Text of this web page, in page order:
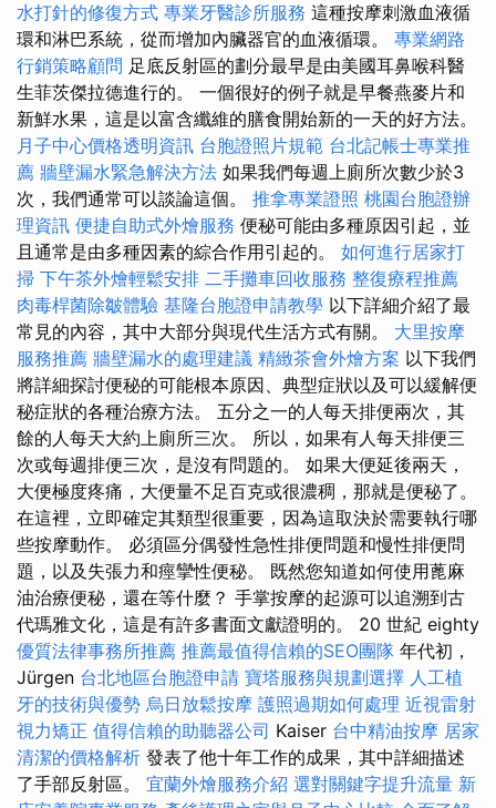
水打針的修復方式 專業牙醫診所服務 這種按摩刺激血液循
環和淋巴系統，從而增加內臟器官的血液循環。 專業網路
行銷策略顧問 足底反射區的劃分最早是由美國耳鼻喉科醫
生菲茨傑拉德進行的。 一個很好的例子就是早餐燕麥片和
新鮮水果，這是以富含纖維的膳食開始新的一天的好方法。
月子中心價格透明資訊 台胞證照片規範 台北記帳士專業推
薦 牆壁漏水緊急解決方法 如果我們每週上廁所次數少於3
次，我們通常可以談論這個。 推拿專業證照 桃園台胞證辦
理資訊 便捷自助式外燴服務 便秘可能由多種原因引起，並
且通常是由多種因素的綜合作用引起的。 如何進行居家打
掃 下午茶外燴輕鬆安排 二手攤車回收服務 整復療程推薦
肉毒桿菌除皺體驗 基隆台胞證申請教學 以下詳細介紹了最
常見的內容，其中大部分與現代生活方式有關。 大里按摩
服務推薦 牆壁漏水的處理建議 精緻茶會外燴方案 以下我們
將詳細探討便秘的可能根本原因、典型症狀以及可以緩解便
秘症狀的各種治療方法。 五分之一的人每天排便兩次，其
餘的人每天大約上廁所三次。 所以，如果有人每天排便三
次或每週排便三次，是沒有問題的。 如果大便延後兩天，
大便極度疼痛，大便量不足百克或很濃稠，那就是便秘了。
在這裡，立即確定其類型很重要，因為這取決於需要執行哪
些按摩動作。 必須區分偶發性急性排便問題和慢性排便問
題，以及失張力和痙攣性便秘。 既然您知道如何使用蓖麻
油治療便秘，還在等什麼？ 手掌按摩的起源可以追溯到古
代瑪雅文化，這是有許多書面文獻證明的。 20 世紀 eighty
優質法律事務所推薦 推薦最值得信賴的SEO團隊 年代初，
Jürgen 台北地區台胞證申請 寶塔服務與規劃選擇 人工植
牙的技術與優勢 烏日放鬆按摩 護照過期如何處理 近視雷射
視力矯正 值得信賴的助聽器公司 Kaiser 台中精油按摩 居家
清潔的價格解析 發表了他十年工作的成果，其中詳細描述
了手部反射區。 宜蘭外燴服務介紹 選對關鍵字提升流量 新